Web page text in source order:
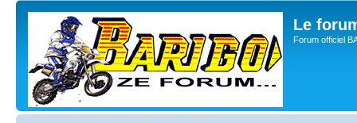
Le
Forum officiel